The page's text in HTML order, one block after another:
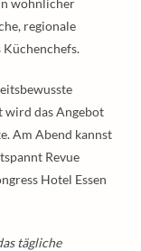
wohnlicher
regionale
Küchenchefs.
wird das Angebot
Am Abend kannst
Revue
Hotel Essen
tägliche